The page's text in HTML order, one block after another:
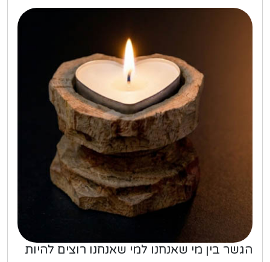
הגשר בין מי שאנחנו למי שאנחנו רוצים להיות